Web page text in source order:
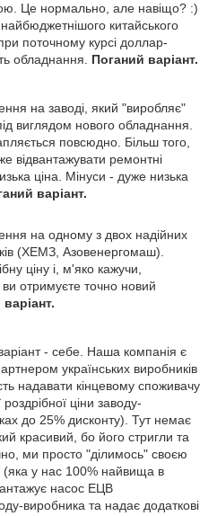
Це нормально, але навіщо? :)
китайського
поточному курсі доллар-
обладнання. Поганий варіант.
на заводі, який "виробляє"
виглядом нового обладнання.
повсюдно. Більш того,
відвантажувати ремонтні
ціна. Мінуси - дуже низька
варіант.
на одному з двох надійних
(ХЕМЗ, Азовенергомаш).
ціну і, м'яко кажучи,
отримуєте точно новий
- себе. Наша компанія є
українських виробників
надавати кінцевому споживачу
ціни заводу-
до 25% дисконту). Тут немає
красивий, бо його стригли та
ми просто "ділимось" своєю
у нас 100% найвища в
насос ЕЦВ
виробника та надає додаткові